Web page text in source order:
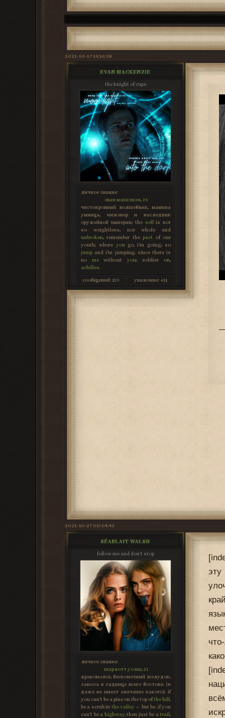
2021-10-17 14:16:38
EVAN MACKENZIE
the knight of cups
личное звание:
эван маккензи, 24
чистокровный волшебник, мамина
умница, инженер и наследник
оружейной империи; the selfis not
so weightless, nor whole and
unbroken, remember thepact
of our
youth; where you go, i'm going; so
jump and i'm jumping; since there is
no mewithout you; soldier on,
achilles
сообщений:129 уважение: +11
2021-10-27 00:04:43
SÉARLAIT WALSH
follow me and don't stop
личное звание:
шарлотт уолш, 21
драконолог, бесконечный желудок,
заноза в заднице всего бостона (и
даже не имеет значение какого); if
you can't be a pine on the top ofthe hill,
be a scrub in the valley — but be. if you
can't be a highway, then just be a trail,